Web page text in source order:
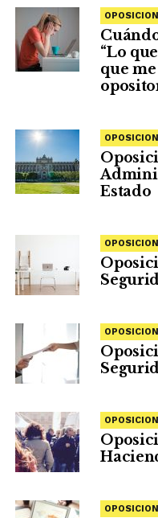
“Lo
que
Estado